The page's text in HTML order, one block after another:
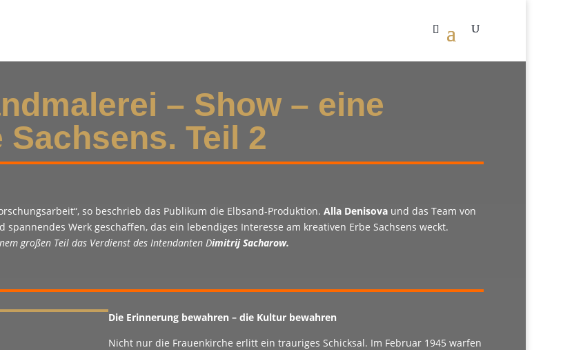
– Show – eine
Teil 2
so beschrieb das Publikum die Elbsand-Produktion. Alla Denisova und das Team von
spannendes Werk geschaffen, das ein lebendiges Interesse am kreativen Erbe Sachsens weckt.
großen Teil das Verdienst des Intendanten Dimitrij Sacharow.
Die Erinnerung bewahren – die Kultur bewahren
Nicht nur die Frauenkirche erlitt ein trauriges Schicksal. Im Februar 1945 warfen